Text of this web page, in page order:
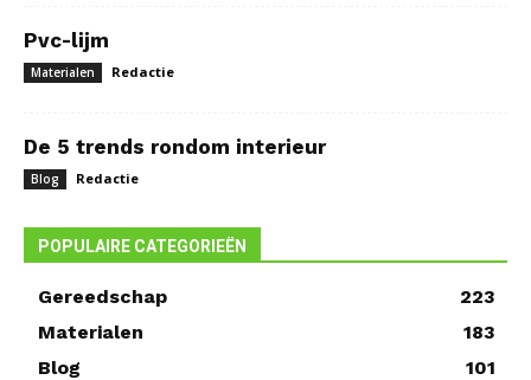
Pvc-lijm
Materialen Redactie
De 5 trends rondom interieur
Blog Redactie
POPULAIRE CATEGORIEËN
Gereedschap
223
Materialen
183
Blog
101